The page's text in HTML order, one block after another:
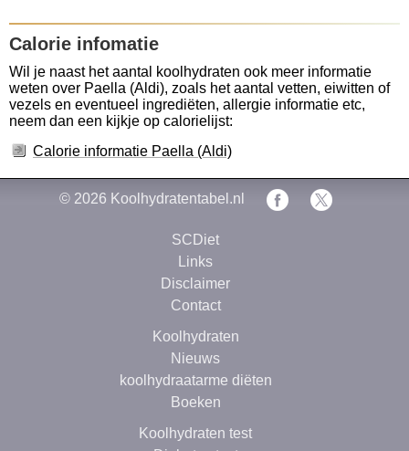
Calorie infomatie
Wil je naast het aantal koolhydraten ook meer informatie
weten over Paella (Aldi), zoals het aantal vetten, eiwitten of
vezels en eventueel ingrediëten, allergie informatie etc,
neem dan een kijkje op calorielijst:
Calorie informatie Paella (Aldi)
© 2026 Koolhydratentabel.nl
SCDiet
Links
Disclaimer
Contact
Koolhydraten
Nieuws
koolhydraatarme diëten
Boeken
Koolhydraten test